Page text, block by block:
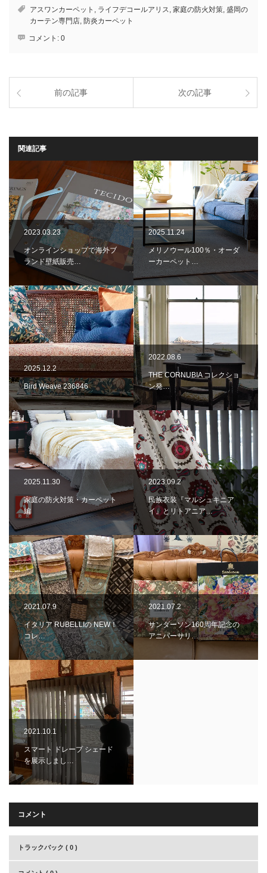
アスワンカーペット , ライフデコールアリス, 家庭の防火対策, 盛岡の
カーテン専門店, 防炎カーペット
コメント: 0
前の記事 次の記事
関連記事
2023.03.23
オンラインショップで海外ブ
ランド壁紙販売…
2025.11.24
メリノウール100％・オーダ
ーカーペット…
2025.12.2
Bird Weave 236846
2022.08.6
THE CORNUBIA コレクショ
ン発…
2025.11.30
家庭の防火対策・カーペット
編
2023.09.2
民族衣装『マルシュキニア
イ』とリトアニア…
2021.07.9
イタリア RUBELLIの NEW！
コレ…
2021.07.2
サンダーソン160周年記念の
アニバーサリ…
2021.10.1
スマート ドレープ シェード
を展示しまし…
コメント
トラックバック ( 0 )